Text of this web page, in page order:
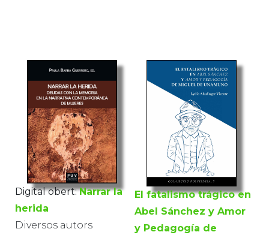
Digital obert: Narrar la
herida
Diversos autors
El fatalismo trágico en
Abel Sánchez y Amor
y Pedagogía de